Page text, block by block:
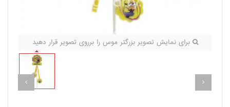
برای نمایش تصویر بزرگتر موس را برروی تصویر قرار دهید